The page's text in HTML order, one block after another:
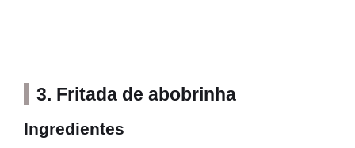
3. Fritada de abobrinha
Ingredientes